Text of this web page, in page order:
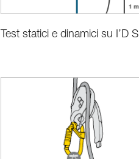
Test statici e dinamici su I’D S